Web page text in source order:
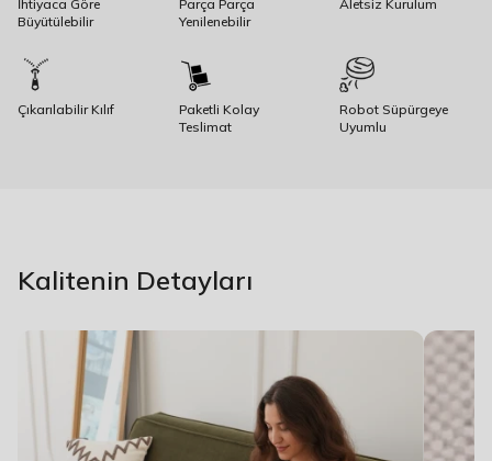
İhtiyaca Göre
Büyütülebilir
Parça Parça
Yenilenebilir
Aletsiz Kurulum
Çıkarılabilir Kılıf
Paketli Kolay
Teslimat
Robot Süpürgeye
Uyumlu
Kalitenin Detayları